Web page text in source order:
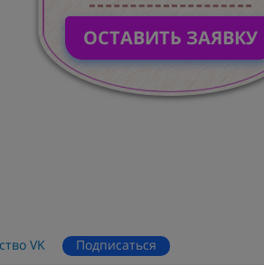
ОСТАВИТЬ ЗАЯВКУ
VK Подписаться